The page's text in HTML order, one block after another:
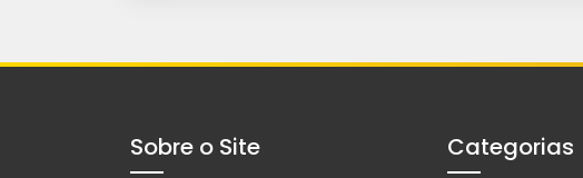
Sobre o Site Categorias